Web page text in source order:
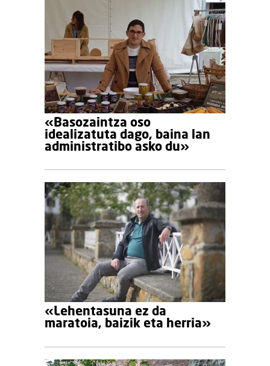
«Basozaintza oso
idealizatuta dago, baina lan
administratibo asko du»
«Lehentasuna ez da
maratoia, baizik eta herria»